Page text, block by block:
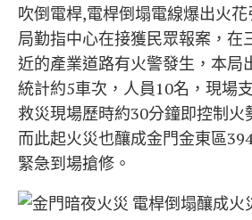
吹倒電桿,電桿倒塌電線爆出火
局勤指中心在接獲民眾報案，在
近的產業道路有火警發生，本局
統計約5車次，人員10名，現場
救災現場歷時約30分鐘即控制火
而此起火災也釀成金門金東區
緊急到場搶修。